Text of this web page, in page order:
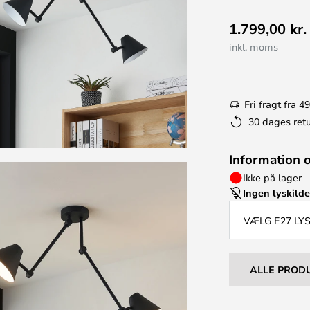
1.799,00 kr.
inkl. moms
Fri fragt fra
30 dages
Information
Ikke på lager
Ingen lyskilde
VÆLG E27
ALLE